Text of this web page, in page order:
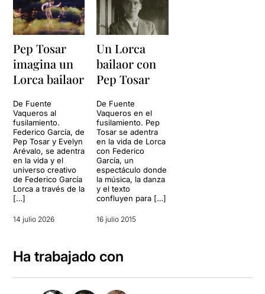
Pep Tosar
imagina un
Lorca bailaor
De Fuente
Vaqueros al
fusilamiento.
Federico García, de
Pep Tosar y Evelyn
Arévalo, se adentra
en la vida y el
universo creativo
de Federico García
Lorca a través de la
[…]
14 julio 2026
Un Lorca
bailaor con
Pep Tosar
De Fuente
Vaqueros en el
fusilamiento. Pep
Tosar se adentra
en la vida de Lorca
con Federico
García, un
espectáculo donde
la música, la danza
y el texto
confluyen para […]
16 julio 2015
Ha trabajado con